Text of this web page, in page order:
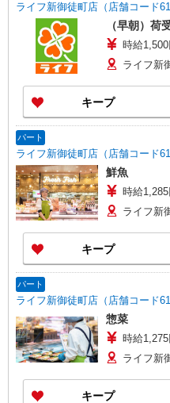
ライフ新御徒町店（店舗コード
（早朝）荷
時給1,500
ライフ新
キープ
パート
ライフ新御徒町店（店舗コード
鮮魚
時給
ライフ新
キープ
パート
ライフ新御徒町店（店舗コード
惣菜
ライフ新
キープ